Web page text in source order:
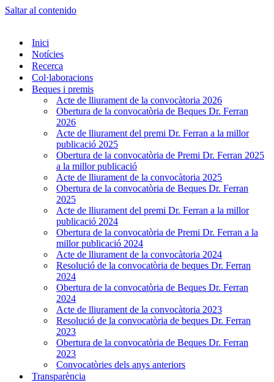
Saltar al contenido
Inici
Notícies
Recerca
Col·laboracions
Beques i premis
Acte de lliurament de la convocàtoria 2026
Obertura de la convocatòria de Beques Dr. Ferran
2026
Acte de lliurament del premi Dr. Ferran a la millor
publicació 2025
Obertura de la convocatòria de Premi Dr. Ferran 2025
a la millor publicació
Acte de lliurament de la convocàtoria 2025
Obertura de la convocatòria de Beques Dr. Ferran
2025
Acte de lliurament del premi Dr. Ferran a la millor
publicació 2024
Obertura de la convocatòria de Premi Dr. Ferran a la
millor publicació 2024
Acte de lliurament de la convocàtoria 2024
Resolució de la convocatòria de beques Dr. Ferran
2024
Obertura de la convocatòria de Beques Dr. Ferran
2024
Acte de lliurament de la convocàtoria 2023
Resolució de la convocatòria de beques Dr. Ferran
2023
Obertura de la convocatòria de Beques Dr. Ferran
2023
Convocatòries dels anys anteriors
Transparència